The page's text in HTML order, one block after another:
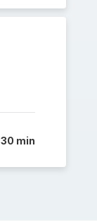
30 min